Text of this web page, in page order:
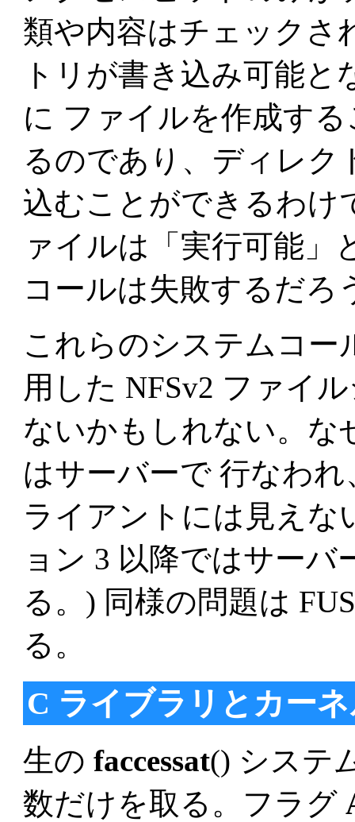
類や内容はチェックさ
トリが書き込み可能
に ファイルを作成す
るのであり、ディレク
込むことができるわけ
ァイルは「実行可能
コールは失敗するだろ
これらのシステムコー
用した NFSv2 ファイ
ないかもしれない。な
はサーバーで 行なわ
ライアントには見えな
ョン 3 以降ではサー
る。) 同様の問題は
る。
C ライブラリとカー
生のfaccessat() システ
数だけを取る。フラグ